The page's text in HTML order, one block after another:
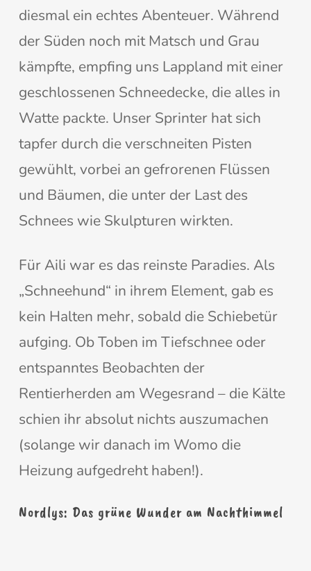
diesmal ein echtes Abenteuer. Während
der Süden noch mit Matsch und Grau
kämpfte, empfing uns Lappland mit einer
geschlossenen Schneedecke, die alles in
Watte packte. Unser Sprinter hat sich
tapfer durch die verschneiten Pisten
gewühlt, vorbei an gefrorenen Flüssen
und Bäumen, die unter der Last des
Schnees wie Skulpturen wirkten.
Für Aili war es das reinste Paradies. Als
„Schneehund“ in ihrem Element, gab es
kein Halten mehr, sobald die Schiebetür
aufging. Ob Toben im Tiefschnee oder
entspanntes Beobachten der
Rentierherden am Wegesrand – die Kälte
schien ihr absolut nichts auszumachen
(solange wir danach im Womo die
Heizung aufgedreht haben!).
Nordlys: Das grüne Wunder am Nachthimmel